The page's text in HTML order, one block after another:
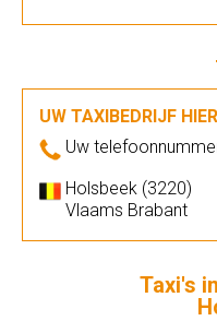
UW TAXIBEDRIJF
Uw
Holsbeek (3220)
Vlaams Brabant
Taxi's